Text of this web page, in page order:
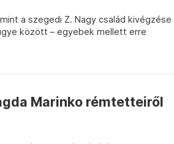
a szegedi Z. Nagy család kivégzése
között – egyebek mellett erre
Marinko rémtetteiről